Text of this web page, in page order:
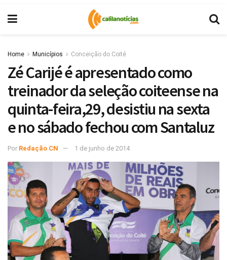
Home Municípios Conceição do Coité
Zé Carijé é apresentado como
treinador da seleção coiteense na
quinta-feira,29, desistiu na sexta
e no sábado fechou com Santaluz
Por Redação CN 1 de junho de 2014